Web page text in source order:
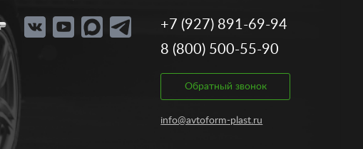
+7 (927) 891-69-94
8 (800) 500-55-90
Обратный звонок
info@avtoform-plast.ru